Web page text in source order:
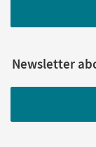
Newsletter